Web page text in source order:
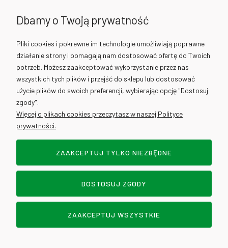
730 012 317
info@cantino.pl
Dbamy o Twoją prywatność
Pliki cookies i pokrewne im technologie umożliwiają poprawne
działanie strony i pomagają nam dostosować ofertę do Twoich
potrzeb. Możesz zaakceptować wykorzystanie przez nas
wszystkich tych plików i przejść do sklepu lub dostosować
użycie plików do swoich preferencji, wybierając opcję "Dostosuj
zgody".
Więcej o plikach cookies przeczytasz w naszej Polityce
prywatności.
ZAAKCEPTUJ TYLKO NIEZBĘDNE
DOSTOSUJ ZGODY
ZAAKCEPTUJ WSZYSTKIE